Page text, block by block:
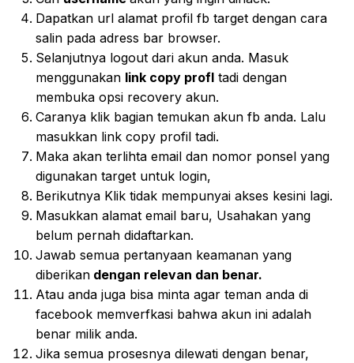
Dapatkan url alamat profil fb target dengan cara
salin pada adress bar browser.
Selanjutnya logout dari akun anda. Masuk
menggunakan link copy profl tadi dengan
membuka opsi recovery akun.
Caranya klik bagian temukan akun fb anda. Lalu
masukkan link copy profil tadi.
Maka akan terlihta email dan nomor ponsel yang
digunakan target untuk login,
Berikutnya Klik tidak mempunyai akses kesini lagi.
Masukkan alamat email baru, Usahakan yang
belum pernah didaftarkan.
Jawab semua pertanyaan keamanan yang
diberikan dengan relevan dan benar.
Atau anda juga bisa minta agar teman anda di
facebook memverfkasi bahwa akun ini adalah
benar milik anda.
Jika semua prosesnya dilewati dengan benar,